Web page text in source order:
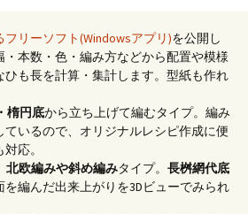
リーソフト(Windowsアプリ)を公開し
本数・色・編み方などから配置や模様
ひも長を計算・集計します。型紙も作れ
楕円底から立ち上げて編むタイプ。編み
いるので、オリジナルレシピ作成に便
応。
北欧編みや斜め編みタイプ。 長桝網代底
編んだ出来上がりを3Dビューでみられ